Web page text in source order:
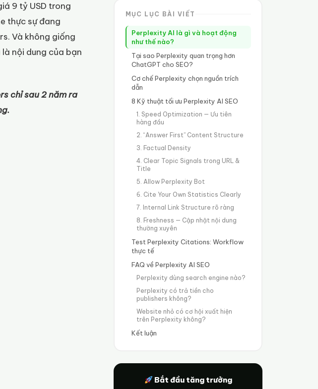
9 tỷ USD trong
thực sự đang
Và không giống
nội dung của bạn
chỉ sau 2 năm ra
MỤC LỤC BÀI VIẾT
Perplexity AI là gì và hoạt động
như thế nào?
Tại sao Perplexity quan trọng hơn
ChatGPT cho SEO?
Cơ chế Perplexity chọn nguồn trích
dẫn
8 Kỹ thuật tối ưu Perplexity AI SEO
1. Speed Optimization — Ưu tiên
hàng đầu
2. “Answer First” Content Structure
3. Factual Density
4. Clear Topic Signals trong URL &
Title
5. Allow Perplexity Bot
6. Cite Your Own Statistics Clearly
7. Internal Link Structure rõ ràng
8. Freshness — Cập nhật nội dung
thường xuyên
Test Perplexity Citations: Workflow
thực tế
FAQ về Perplexity AI SEO
Perplexity dùng search engine nào?
Perplexity có trả tiền cho
publishers không?
Website nhỏ có cơ hội xuất hiện
trên Perplexity không?
Kết luận
Bắt đầu tăng trưởng